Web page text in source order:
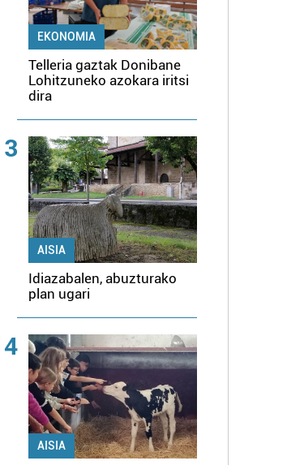
EKONOMIA
Telleria gaztak Donibane
Lohitzuneko azokara iritsi
dira
3
AISIA
Idiazabalen, abuzturako
plan ugari
4
AISIA